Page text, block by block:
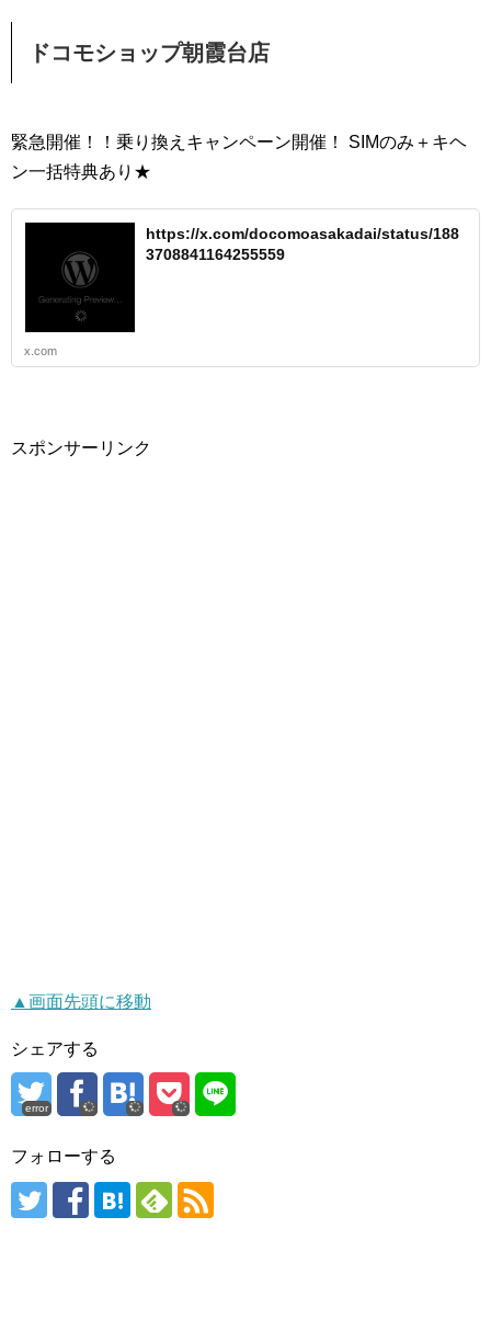
ドコモショップ朝霞台店
緊急開催！！乗り換えキャンペーン開催！ SIMのみ＋キヘ
ン一括特典あり★
https://x.com/docomoasakadai/status/188
3708841164255559
x.com
スポンサーリンク
▲画面先頭に移動
シェアする
error
フォローする